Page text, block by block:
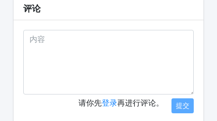
评论
请你先登录再进行评论。 提交